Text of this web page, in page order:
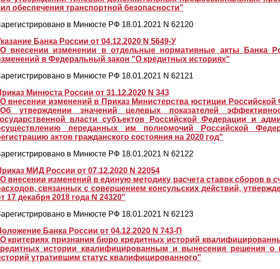
обеспечения транспортной безопасности"
в Минюсте РФ 18.01.2021 N 62120
Банка России от 04.12.2020 N 5649-У
внесении изменении в отдельные нормативные акты Банка
в Федеральный закон "О кредитных историях"
в Минюсте РФ 18.01.2021 N 62121
Минюста России от 31.12.2020 N 343
внесении изменений в Приказ Министерства юстиции Российской
утверждении значений целевых показателей
власти субъектов Российской Федерации и
переданных им полномочий Российской
актов гражданского состояния на 2020 год"
в Минюсте РФ 18.01.2021 N 62122
МИД России от 07.12.2020 N 22054
внесении изменений в единую методику расчета ставок сборов в
связанных с совершением консульских действий,
17 декабря 2018 года N 24320"
в Минюсте РФ 18.01.2021 N 62123
Банка России от 04.12.2020 N 743-П
критериях признания бюро кредитных историй
истории квалифицированным и вынесения решения о
утратившим статус квалифицированного"